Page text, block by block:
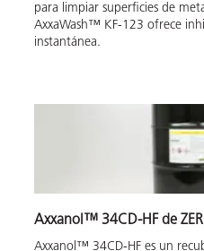
para limpiar superficies de
AxxaWash™ KF-123 ofrece
instantánea.
Axxanol™ 34CD-HF de
Axxanol™ 34CD-HF es un